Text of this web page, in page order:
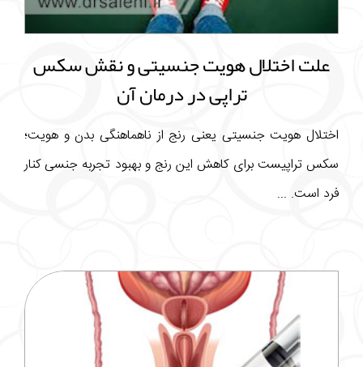
علت اختلال هویت جنسیتی و نقش سکس
تراپی در درمان آن
اختلال هویت جنسیتی یعنی رنج از ناهماهنگی بدن و هویت؛
سکس تراپیست برای کاهش این رنج و بهبود تجربه جنسی کنار
فرد است. ...